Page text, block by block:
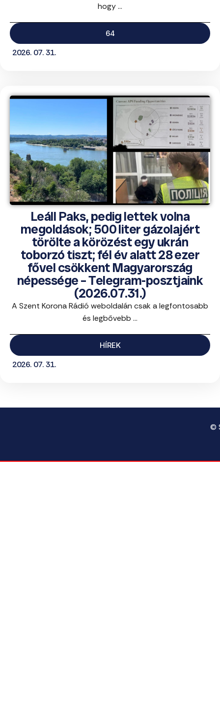
hogy ...
64
2026. 07. 31.
Leáll Paks, pedig lettek volna
megoldások; 500 liter gázolajért
törölte a körözést egy ukrán
toborzó tiszt; fél év alatt 28 ezer
fővel csökkent Magyarország
népessége – Telegram-posztjaink
(2026.07.31.)
A Szent Korona Rádió weboldalán csak a legfontosabb
és legbővebb ...
HÍREK
2026. 07. 31.
©